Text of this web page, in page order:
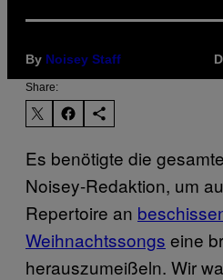
By Noisey Staff
Share:
Es benötigte die
Noisey-Redaktion, um
Repertoire an
Weihnachtssongs eine
herauszumeißeln. Wir